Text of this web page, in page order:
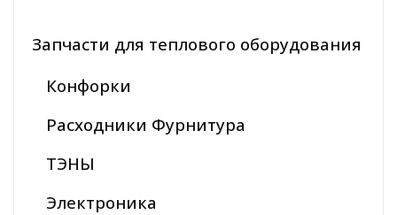
Запчасти для теплового оборудования
Конфорки
Расходники Фурнитура
ТЭНЫ
Электроника